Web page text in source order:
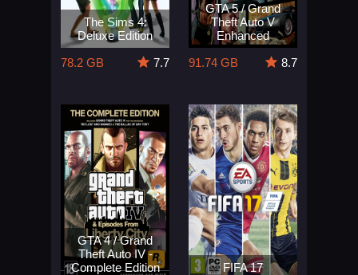
The Sims 4:
Deluxe Edition
78.2 GB
7.7
GTA 5 / Grand
Theft Auto V
Enhanced
91.74 GB
8.7
GTA 4 / Grand
Theft Auto IV -
Complete Edition
FIFA 17